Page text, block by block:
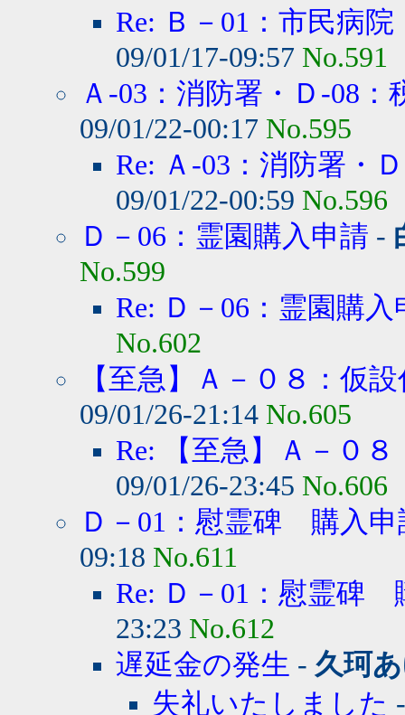
Re: Ｂ－01：市民病
09/01/17-09:57 No.591
Ａ-03：消防署・Ｄ-08：
09/01/22-00:17 No.595
Re: Ａ-03：消防署・
09/01/22-00:59 No.596
Ｄ－06：霊園購入申請 -
No.599
Re: Ｄ－06：霊園購入
No.602
【至急】Ａ－０８：仮
09/01/26-21:14 No.605
Re: 【至急】Ａ－０８
09/01/26-23:45 No.606
Ｄ－01：慰霊碑 購入申
09:18 No.611
Re: Ｄ－01：慰霊碑
23:23 No.612
遅延金の発生 - 久珂
失礼いたしました